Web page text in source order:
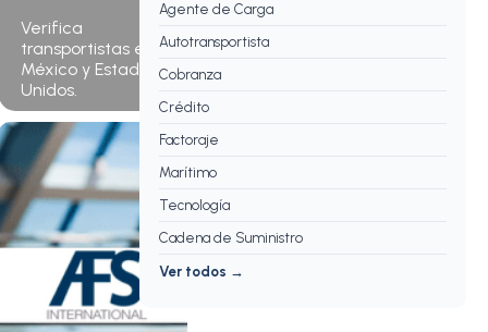
Verifica
transportistas en
México y Estados
Unidos.
Agente de Carga
Autotransportista
Cobranza
Crédito
Factoraje
Marítimo
Tecnología
Cadena de Suministro
Ver todos →